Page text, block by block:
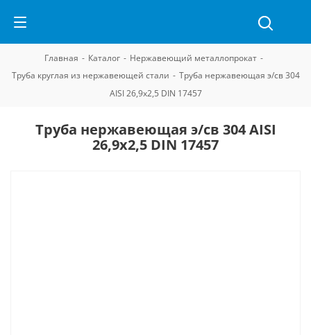
Главная - Каталог - Нержавеющий металлопрокат -
Труба круглая из нержавеющей стали - Труба нержавеющая э/св 304
AISI 26,9х2,5 DIN 17457
Труба нержавеющая э/св 304 AISI
26,9х2,5 DIN 17457